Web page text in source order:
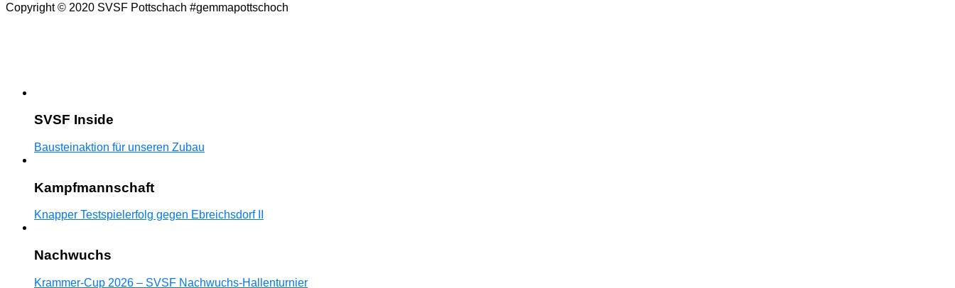
Copyright © 2020 SVSF Pottschach #gemmapottschoch
SVSF Inside
Bausteinaktion für unseren Zubau
Kampfmannschaft
Knapper Testspielerfolg gegen Ebreichsdorf II
Nachwuchs
Krammer-Cup 2026 – SVSF Nachwuchs-Hallenturnier